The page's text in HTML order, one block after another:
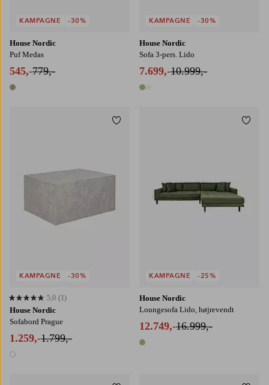
House Nordic
Puf Medas
545,-779,-
1 farve
KAMPAGNE -30%
House Nordic
Sofa 3-pers. Lido
7.699,-10.999,-
2 farver
KAMPAGNE -30%
House Nordic
Sofabord Prague
1.259,-1.799,-
1 farve
5,0 baseret på 1 bedømmelser
5,0 (1)
KAMPAGNE -30%
Tilføj til favoritter
House Nordic
Loungesofa Lido, højrevendt
12.749,-16.999,-
1 farve
KAMPAGNE -25%